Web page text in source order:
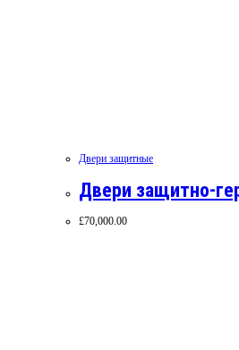
Двери защитные
Двери защитно-
£70,000.00